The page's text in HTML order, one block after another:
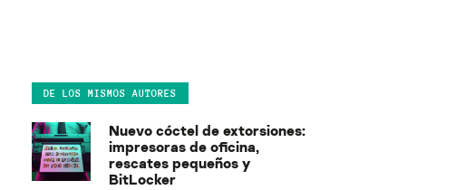
DE LOS MISMOS AUTORES
Nuevo cóctel de extorsiones:
impresoras de oficina,
rescates pequeños y
BitLocker